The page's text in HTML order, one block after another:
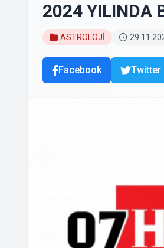
2024 YILINDA
ASTROLOJİ
Facebook Twitter